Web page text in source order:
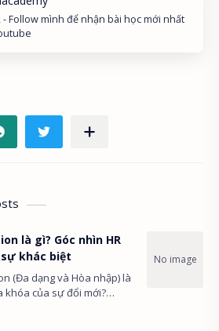
- Follow mình để nhận bài học mới nhất
là gì? Góc nhìn HR
khác biệt
(Đa dạng và Hòa nhập) là
khóa của sự đổi mới?
văn hóa "thuộc về"